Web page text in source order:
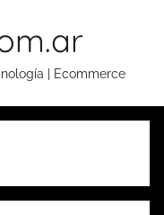
| Ecommerce